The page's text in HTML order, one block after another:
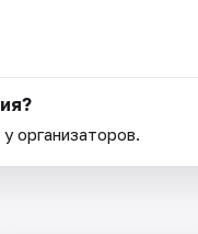
организаторов.